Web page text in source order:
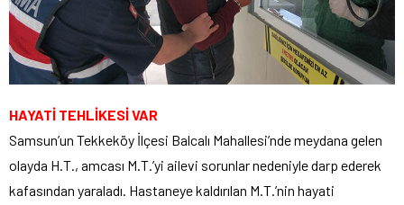
HAYATİ TEHLİKESİ VAR
Samsun’un Tekkeköy İlçesi Balcalı Mahallesi’nde meydana gelen
olayda H.T., amcası M.T.’yi ailevi sorunlar nedeniyle darp ederek
kafasından yaraladı. Hastaneye kaldırılan M.T.’nin hayati